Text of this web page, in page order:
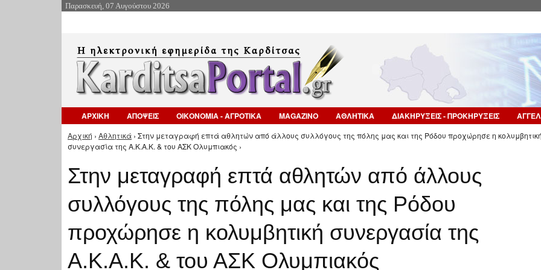
Παρασκευή, 07 Αυγούστου 2026
ΑΡΧΙΚΗ ΑΠΟΨΕΙΣ ΟΙΚΟΝΟΜΙΑ - ΑΓΡΟΤΙΚΑ MAGAZINO ΑΘΛΗΤΙΚΑ ΔΙΑΚΗΡΥΞΕΙΣ - ΠΡΟΚΗΡΥΞΕΙΣ
Είστε εδώ
Αρχική › Αθλητικά › Στην μεταγραφή επτά αθλητών από άλλους συλλόγους της πόλης μας και της Ρόδου προχώρησε η κολυμβητική
συνεργασία της Α.Κ.Α.Κ. & του ΑΣΚ Ολυμπιακός ›
Στην μεταγραφή επτά αθλητών από άλλους
συλλόγους της πόλης μας και της Ρόδου
προχώρησε η κολυμβητική συνεργασία της
Α.Κ.Α.Κ. & του ΑΣΚ Ολυμπιακός